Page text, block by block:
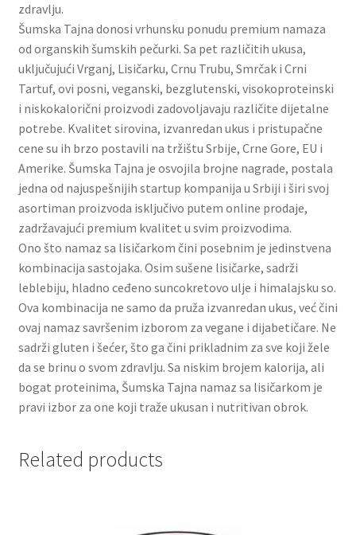
Pokloni za devojku
Login
My account
Naši partneri
Newsletter
Partners
Poklon aranžmani
Premium čokolada
Prijava za masterclass
Prirodni proizvodi
zdravlju.
Šumska Tajna donosi vrhunsku ponudu premium namaza
od organskih šumskih pečurki. Sa pet različitih ukusa,
uključujući Vrganj, Lisičarku, Crnu Trubu, Smrčak i Crni
Tartuf, ovi posni, veganski, bezglutenski, visokoproteinski
i niskokalorični proizvodi zadovoljavaju različite dijetalne
potrebe. Kvalitet sirovina, izvanredan ukus i pristupačne
cene su ih brzo postavili na tržištu Srbije, Crne Gore, EU i
Amerike. Šumska Tajna je osvojila brojne nagrade, postala
jedna od najuspešnijih startup kompanija u Srbiji i širi svoj
asortiman proizvoda isključivo putem online prodaje,
zadržavajući premium kvalitet u svim proizvodima.
Ono što namaz sa lisičarkom čini posebnim je jedinstvena
kombinacija sastojaka. Osim sušene lisičarke, sadrži
leblebiju, hladno ceđeno suncokretovo ulje i himalajsku so.
Ova kombinacija ne samo da pruža izvanredan ukus, već čini
ovaj namaz savršenim izborom za vegane i dijabetičare. Ne
sadrži gluten i šećer, što ga čini prikladnim za sve koji žele
da se brinu o svom zdravlju. Sa niskim brojem kalorija, ali
bogat proteinima, Šumska Tajna namaz sa lisičarkom je
pravi izbor za one koji traže ukusan i nutritivan obrok.
Related products